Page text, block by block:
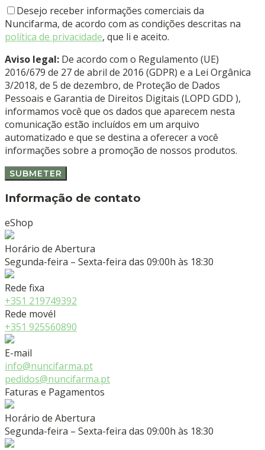
Desejo receber informações comerciais da
Nuncifarma, de acordo com as condições descritas na
política de privacidade, que li e aceito.
Aviso legal: De acordo com o Regulamento (UE)
2016/679 de 27 de abril de 2016 (GDPR) e a Lei Orgânica
3/2018, de 5 de dezembro, de Proteção de Dados
Pessoais e Garantia de Direitos Digitais (LOPD GDD ),
informamos você que os dados que aparecem nesta
comunicação estão incluídos em um arquivo
automatizado e que se destina a oferecer a você
informações sobre a promoção de nossos produtos.
Informação de contato
eShop
Horário de Abertura
Segunda-feira – Sexta-feira das 09:00h às 18:30
Rede fixa
+351 219749392
Rede movél
+351 925560890
E-mail
info@nuncifarma.pt
pedidos@nuncifarma.pt
Faturas e Pagamentos
Horário de Abertura
Segunda-feira – Sexta-feira das 09:00h às 18:30